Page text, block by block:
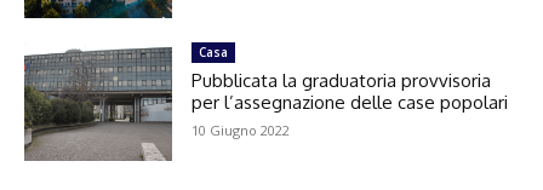
Casa
Pubblicata la graduatoria provvisoria
per l’assegnazione delle case popolari
10 Giugno 2022